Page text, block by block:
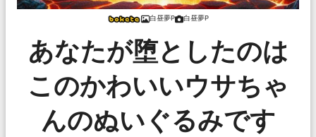
白昼夢P 白昼夢P
あなたが堕としたのは
このかわいいウサちゃ
んのぬいぐるみです